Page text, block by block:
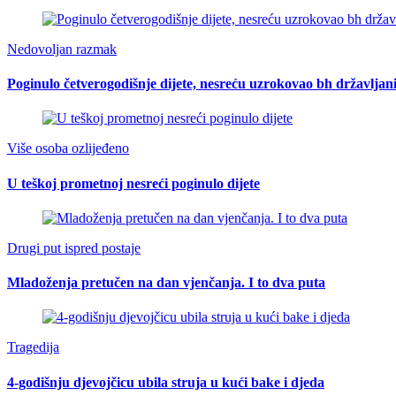
Nedovoljan razmak
Poginulo četverogodišnje dijete, nesreću uzrokovao bh
Više osoba ozlijeđeno
U teškoj prometnoj nesreći poginulo dijete
Drugi put ispred postaje
Mladoženja pretučen na dan vjenčanja. I to dva puta
Tragedija
4-godišnju djevojčicu ubila struja u kući bake i djeda